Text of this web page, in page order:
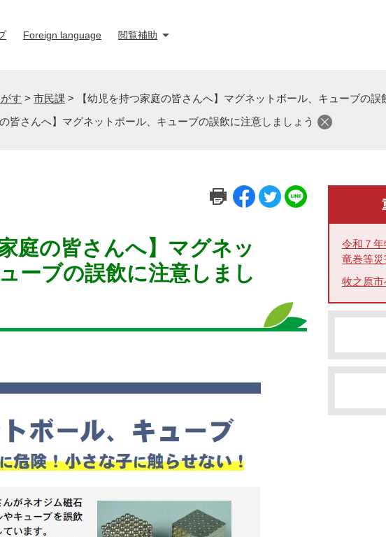
Foreign language 閲覧補助
す > 市民課 >
【幼児を持つ家庭の皆さんへ】マグネットボール、キューブの誤
皆さんへ】マグネットボール、キューブの誤飲に注意しましょう
庭の皆さんへ】マグネッ
ーブの誤飲に注意しまし
令和７年
竜巻等
牧之原